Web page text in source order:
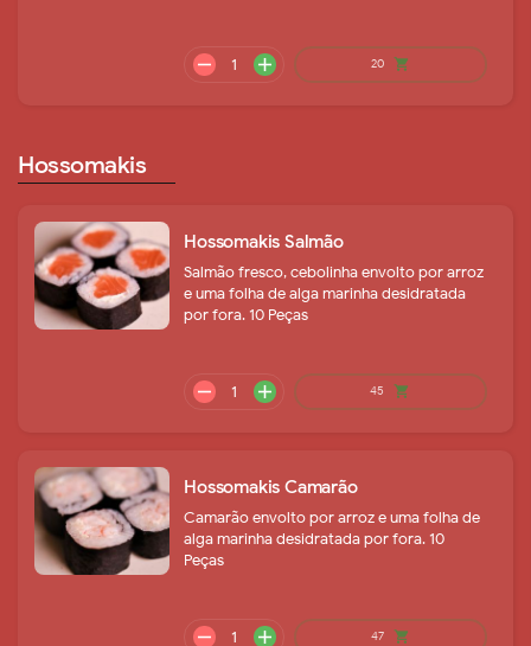
remove 39
remove add 28
Hossomakis
Hossomakis Salmão
Salmão fresco, cebolinha envolto por arroz
e uma folha de alga marinha desidratada
por fora. 10 Peças
Hossomakis Camarão
Camarão envolto por arroz e uma folha de
alga marinha desidratada por fora. 10
Peças